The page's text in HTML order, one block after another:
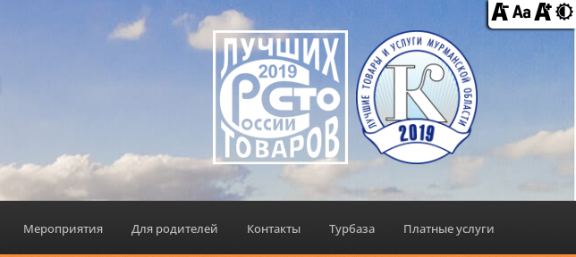
Мероприятия Для родителей Контакты Турбаза Платные услуги